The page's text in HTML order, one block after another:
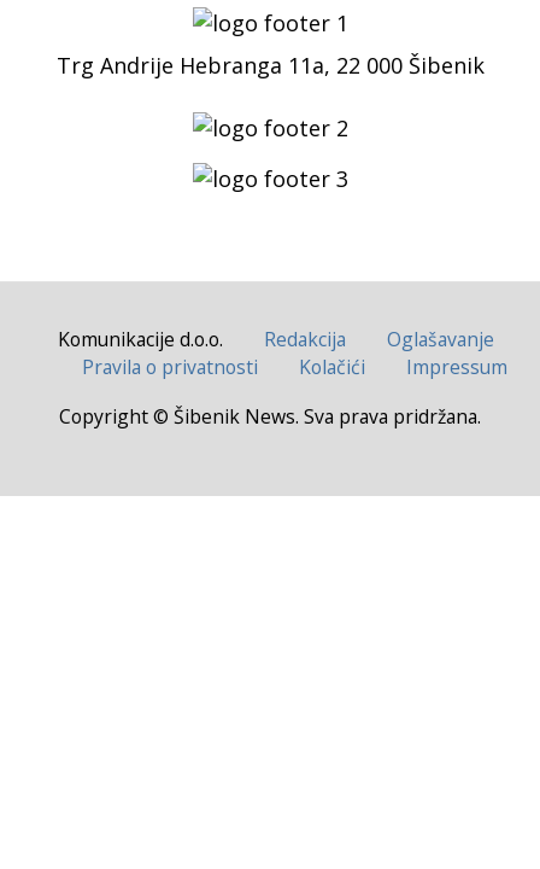
Trg Andrije Hebranga 11a, 22 000 Šibenik
Komunikacije d.o.o. Redakcija
Oglašavanje
Pravila o privatnosti
Kolačići
Impressum
Copyright © Šibenik News. Sva prava pridržana.